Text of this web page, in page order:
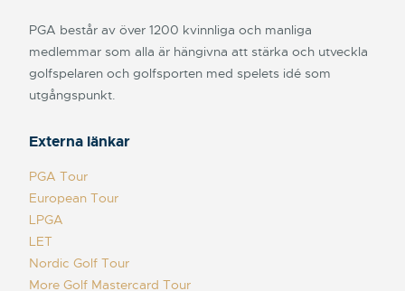
PGA består av över 1200 kvinnliga och manliga
medlemmar som alla är hängivna att stärka och utveckla
golfspelaren och golfsporten med spelets idé som
utgångspunkt.
Externa länkar
PGA Tour
European Tour
LPGA
LET
Nordic Golf Tour
More Golf Mastercard Tour